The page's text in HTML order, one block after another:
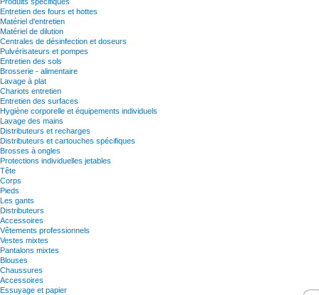
Entretien des fours et hottes
Matériel d'entretien
Matériel de dilution
Centrales de désinfection et doseurs
Pulvérisateurs et pompes
Entretien des sols
Brosserie - alimentaire
Lavage à plat
Chariots entretien
Entretien des surfaces
Hygiène corporelle et équipements individuels
Lavage des mains
Distributeurs et recharges
Distributeurs et cartouches spécifiques
Brosses à ongles
Protections individuelles jetables
Tête
Corps
Pieds
Les gants
Distributeurs
Accessoires
Vêtements professionnels
Vestes mixtes
Pantalons mixtes
Blouses
Chaussures
Accessoires
Essuyage et papier